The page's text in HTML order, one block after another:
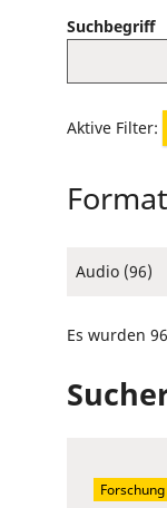
Suchbegriff
Aktive Filter:
Format
Audio (96)
Es wurden
Forschung